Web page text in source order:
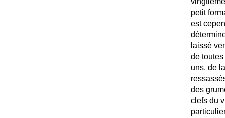
petit
est
laissé
de
uns, de
des
clefs du